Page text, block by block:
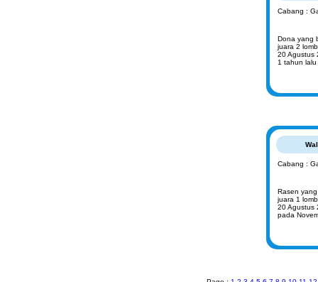
Cabang :
Dona yang
juara 2
20 Agustus
1 tahun
Cabang :
Rasen
juara 1
20 Agustus
pada